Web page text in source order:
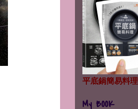
平底鍋簡易料理
My BOOK